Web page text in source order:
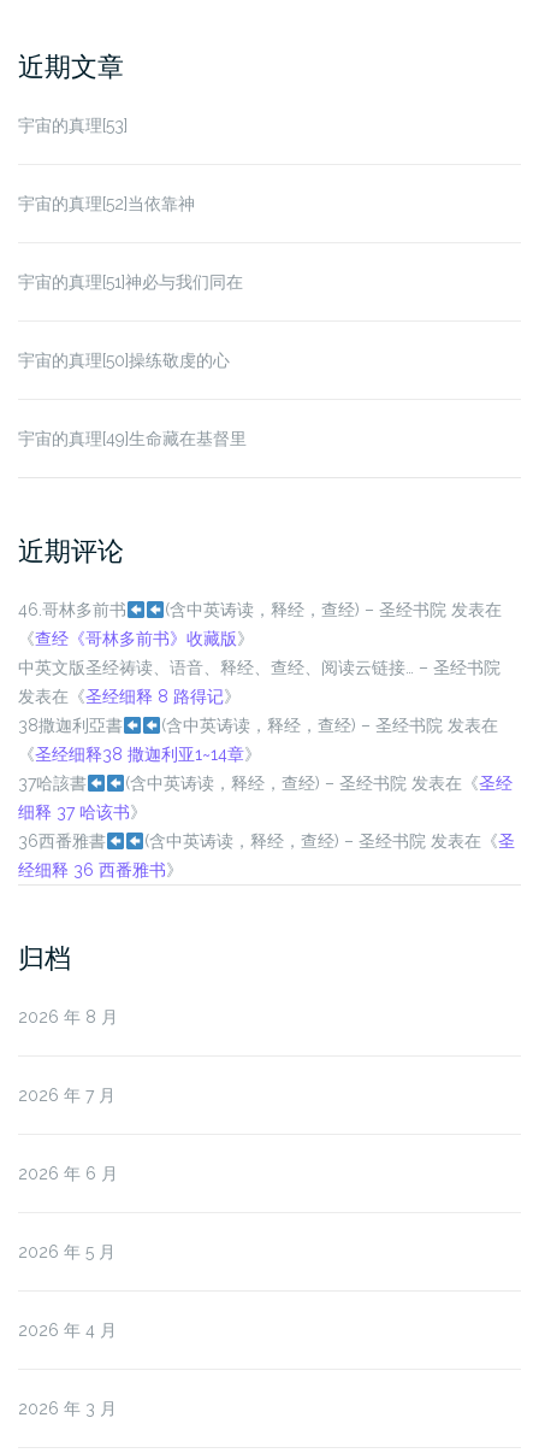
for:
近期文章
宇宙的真理[53]
宇宙的真理[52]当依靠神
宇宙的真理[51]神必与我们同在
宇宙的真理[50]操练敬虔的心
宇宙的真理[49]生命藏在基督里
近期评论
46.哥林多前书 (含中英诪读，释经，查经) – 圣经书院发表在
《查经《哥林多前书》收藏版》
中英文版圣经祷读、语音、释经、查经、阅读云链接… – 圣经书院
发表在《圣经细释 8 路得记》
38撒迦利亞書
(含中英诪读，释经，查经) – 圣经书院发表在
《圣经细释38 撒迦利亚1~14章》
37哈該書
(含中英诪读，释经，查经) – 圣经书院发表在《圣经
细释 37 哈该书》
36西番雅書
(含中英诪读，释经，查经) – 圣经书院发表在《圣
经细释 36 西番雅书》
归档
2026 年 8 月
2026 年 7 月
2026 年 6 月
2026 年 5 月
2026 年 4 月
2026 年 3 月